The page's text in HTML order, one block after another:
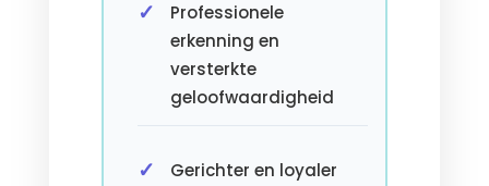
Professionele
erkenning en
versterkte
geloofwaardigheid
Gerichter en loyaler